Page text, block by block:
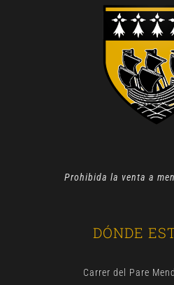
Prohibida la venta a
DÓNDE
Carrer del Pare